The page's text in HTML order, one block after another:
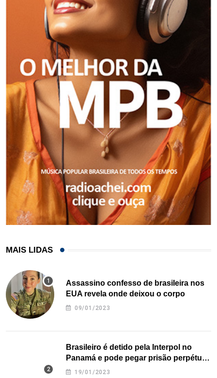
MAIS LIDAS
Assassino confesso de brasileira nos
EUA revela onde deixou o corpo
09/01/2023
Brasileiro é detido pela Interpol no
Panamá e pode pegar prisão perpétua
nos EUA
19/01/2023